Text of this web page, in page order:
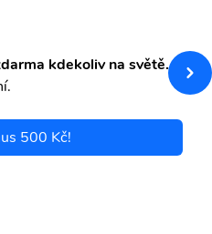
kdekoliv na světě.
500 Kč!